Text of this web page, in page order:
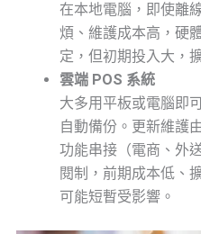
在本地電腦，即使離
煩、維護成本高，硬
定，但初期投入大，
雲端 POS 系統
大多用平板或電腦即
自動備份。更新維護
功能串接（電商、外
閱制，前期成本低、
可能短暫受影響。